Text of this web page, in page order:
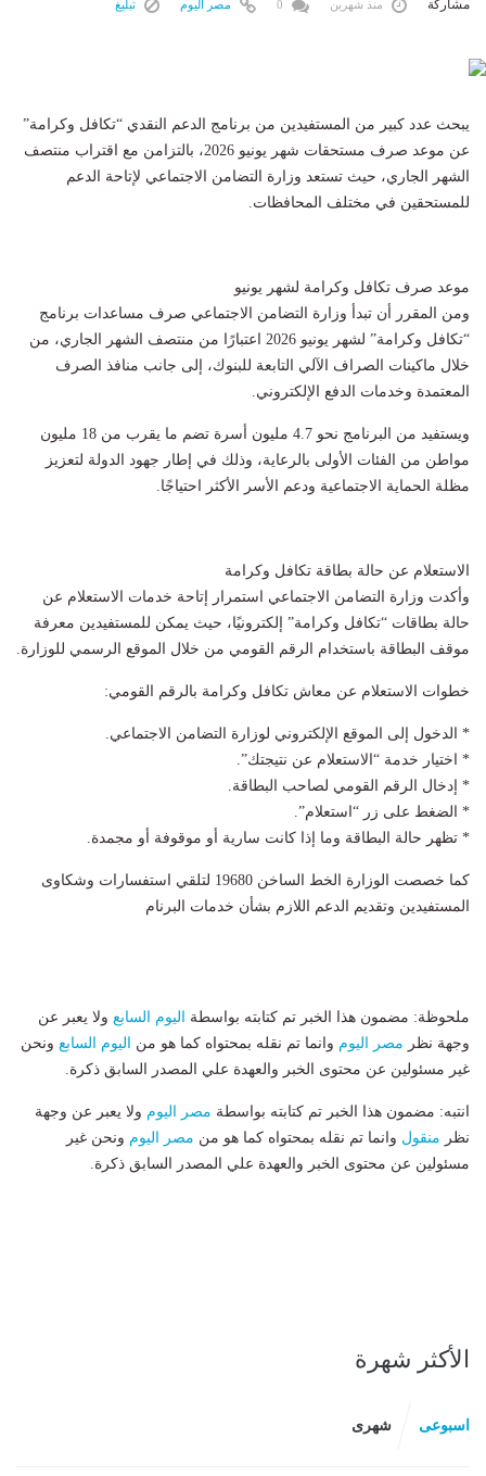
مشاركة منذ شهرين مصر اليوم تبليغ
يبحث عدد كبير من المستفيدين من برنامج الدعم النقدي “تكافل وكرامة”
عن موعد صرف مستحقات شهر يونيو 2026، بالتزامن مع اقتراب منتصف
الشهر الجاري، حيث تستعد وزارة التضامن الاجتماعي لإتاحة الدعم
للمستحقين في مختلف المحافظات.
موعد صرف تكافل وكرامة لشهر يونيو
ومن المقرر أن تبدأ وزارة التضامن الاجتماعي صرف مساعدات برنامج
“تكافل وكرامة” لشهر يونيو 2026 اعتبارًا من منتصف الشهر الجاري، من
خلال ماكينات الصراف الآلي التابعة للبنوك، إلى جانب منافذ الصرف
المعتمدة وخدمات الدفع الإلكتروني.
ويستفيد من البرنامج نحو 4.7 مليون أسرة تضم ما يقرب من 18 مليون
مواطن من الفئات الأولى بالرعاية، وذلك في إطار جهود الدولة لتعزيز
مظلة الحماية الاجتماعية ودعم الأسر الأكثر احتياجًا.
الاستعلام عن حالة بطاقة تكافل وكرامة
وأكدت وزارة التضامن الاجتماعي استمرار إتاحة خدمات الاستعلام عن
حالة بطاقات “تكافل وكرامة” إلكترونيًا، حيث يمكن للمستفيدين معرفة
موقف البطاقة باستخدام الرقم القومي من خلال الموقع الرسمي للوزارة.
خطوات الاستعلام عن معاش تكافل وكرامة بالرقم القومي:
* الدخول إلى الموقع الإلكتروني لوزارة التضامن الاجتماعي.
* اختيار خدمة “الاستعلام عن نتيجتك”.
* إدخال الرقم القومي لصاحب البطاقة.
* الضغط على زر “استعلام”.
* تظهر حالة البطاقة وما إذا كانت سارية أو موقوفة أو مجمدة.
كما خصصت الوزارة الخط الساخن 19680 لتلقي استفسارات وشكاوى
المستفيدين وتقديم الدعم اللازم بشأن خدمات البرنام
ملحوظة: مضمون هذا الخبر تم كتابته بواسطة اليوم السابع ولا يعبر عن
وجهة نظر مصر اليوم وانما تم نقله بمحتواه كما هو من اليوم السابع ونحن
غير مسئولين عن محتوى الخبر والعهدة علي المصدر السابق ذكرة.
انتبه: مضمون هذا الخبر تم كتابته بواسطة مصر اليوم ولا يعبر عن وجهة
نظر منقول وانما تم نقله بمحتواه كما هو من مصر اليوم ونحن غير
مسئولين عن محتوى الخبر والعهدة علي المصدر السابق ذكرة.
الأكثر شهرة
اسبوعى شهرى